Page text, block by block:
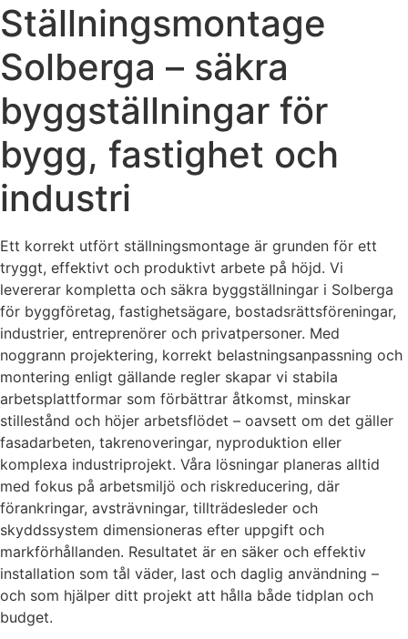
Ställningsmontage
Solberga – säkra
byggställningar för
bygg, fastighet och
industri
Ett korrekt utfört ställningsmontage är grunden för ett
tryggt, effektivt och produktivt arbete på höjd. Vi
levererar kompletta och säkra byggställningar i Solberga
för byggföretag, fastighetsägare, bostadsrättsföreningar,
industrier, entreprenörer och privatpersoner. Med
noggrann projektering, korrekt belastningsanpassning och
montering enligt gällande regler skapar vi stabila
arbetsplattformar som förbättrar åtkomst, minskar
stillestånd och höjer arbetsflödet – oavsett om det gäller
fasadarbeten, takrenoveringar, nyproduktion eller
komplexa industriprojekt. Våra lösningar planeras alltid
med fokus på arbetsmiljö och riskreducering, där
förankringar, avsträvningar, tillträdesleder och
skyddssystem dimensioneras efter uppgift och
markförhållanden. Resultatet är en säker och effektiv
installation som tål väder, last och daglig användning –
och som hjälper ditt projekt att hålla både tidplan och
budget.